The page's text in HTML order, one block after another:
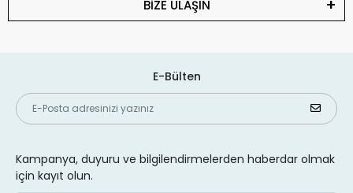
BİZE ULAŞIN
E-Bülten
Kampanya, duyuru ve bilgilendirmelerden haberdar olmak
için kayıt olun.